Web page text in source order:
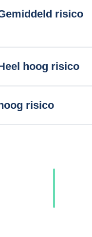
risico
hoog risico
risico